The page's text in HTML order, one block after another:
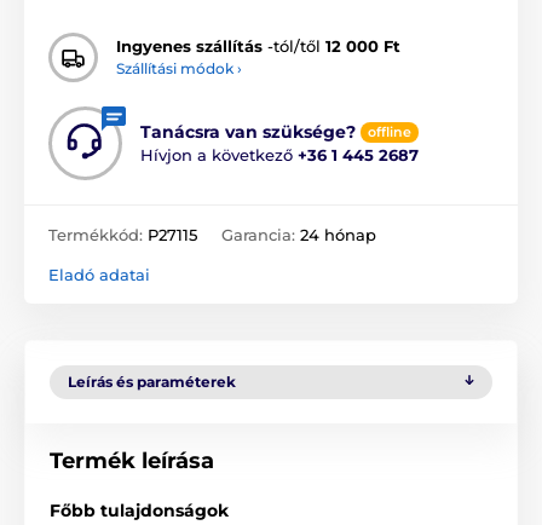
Ingyenes szállítás -tól/től 12 000 Ft
Szállítási módok ›
Tanácsra van szüksége? offline
Hívjon a következő +36 1 445 2687
Termékkód: P27115 Garancia: 24 hónap
Eladó adatai
Leírás és paraméterek
Termék leírása
Főbb tulajdonságok